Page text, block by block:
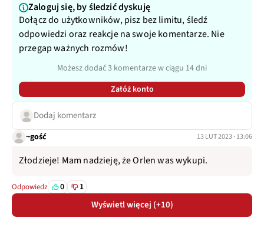
Zaloguj się, by śledzić dyskuję
Dołącz do użytkowników, pisz bez limitu, śledź
odpowiedzi oraz reakcje na swoje komentarze. Nie
przegap ważnych rozmów!
Możesz dodać 3 komentarze w ciągu 14 dni
Załóż konto
Dodaj komentarz
~gość 13 LUT 2023 · 13:06
Złodzieje! Mam nadzieję, że Orlen was wykupi.
Odpowiedz 0 1
Wyświetl więcej (+10)